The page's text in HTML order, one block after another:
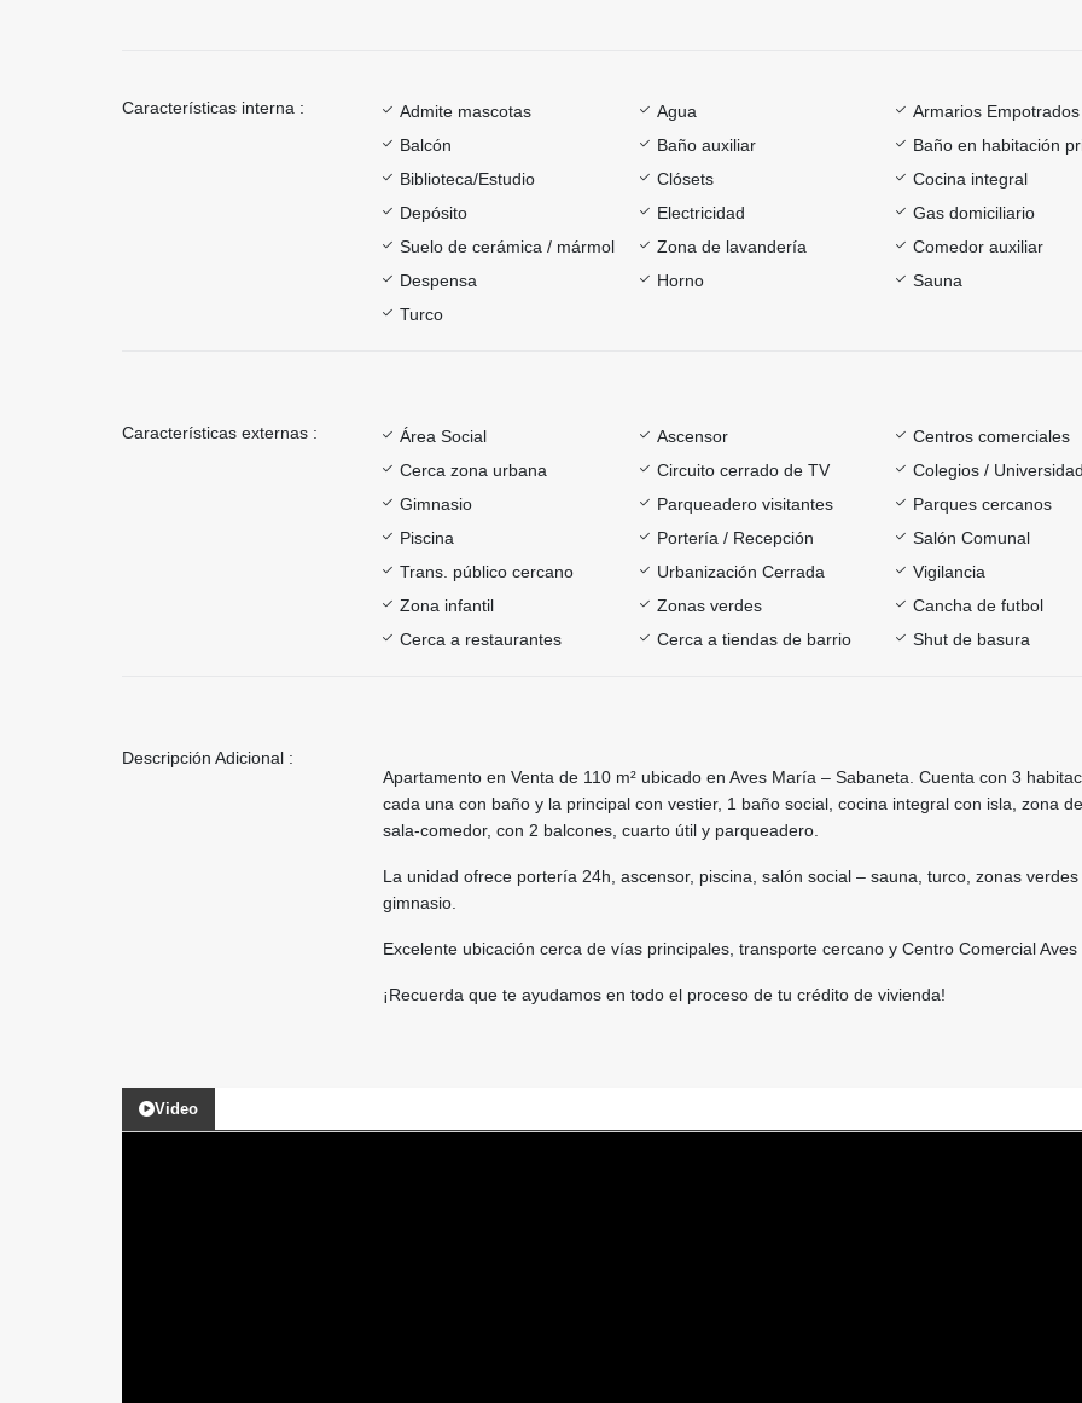
Características interna : Admite mascotas Agua
Armarios Empotrados
Balcón
Baño auxiliar
Baño en habitación
Biblioteca/Estudio
Clósets
Cocina integral
Depósito
Electricidad
Gas domiciliario
Suelo de cerámica / mármol
Zona de lavandería
Comedor auxiliar
Despensa
Horno
Sauna
Turco
Características externas : Área Social Ascensor
Centros comerciales
Cerca zona urbana
Circuito cerrado de TV
Colegios /
Gimnasio
Parqueadero visitantes
Parques cercanos
Piscina
Portería / Recepción
Salón Comunal
Trans. público cercano
Urbanización Cerrada
Vigilancia
Zona infantil
Zonas verdes
Cancha de futbol
Cerca a restaurantes
Cerca a tiendas de barrio Shut de basura
Descripción Adicional :
Apartamento en Venta de 110 m² ubicado en Aves María – Sabaneta. Cuenta con 3
cada una con baño y la principal con vestier, 1 baño social, cocina integral con isla, zona
sala-comedor, con 2 balcones, cuarto útil y parqueadero.
La unidad ofrece portería 24h, ascensor, piscina, salón social – sauna, turco, zonas
gimnasio.
Excelente ubicación cerca de vías principales, transporte cercano y Centro Comercial
¡Recuerda que te ayudamos en todo el proceso de tu crédito de vivienda!
Video